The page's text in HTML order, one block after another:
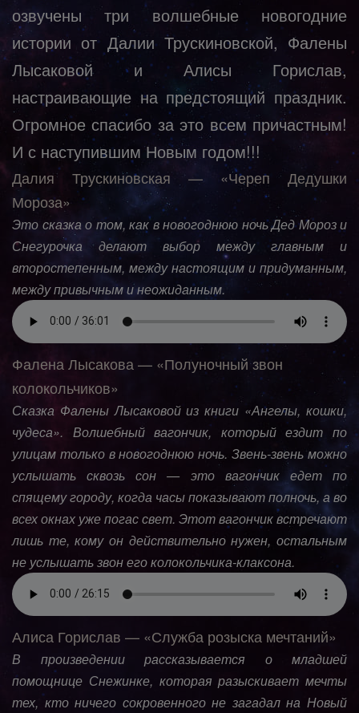
озвучены три волшебные новогодние
истории от Далии Трускиновской, Фалены
Лысаковой и Алисы Горислав,
настраивающие на предстоящий праздник.
Огромное спасибо за это всем причастным!
И с наступившим Новым годом!!!
Далия Трускиновская — «Череп Дедушки
Мороза»
Это сказка о том, как в новогоднюю ночь Дед Мороз и
Снегурочка делают выбор между главным и
второстепенным, между настоящим и придуманным,
между привычным и неожиданным.
Фалена Лысакова — «Полуночный звон
колокольчиков»
Сказка Фалены Лысаковой из книги «Ангелы, кошки,
чудеса». Волшебный вагончик, который ездит по
улицам только в новогоднюю ночь. Звень-звень можно
услышать сквозь сон — это вагончик едет по
спящему городу, когда часы показывают полночь, а во
всех окнах уже погас свет. Этот вагончик встречают
лишь те, кому он действительно нужен, остальным
не услышать звон его колокольчика-клаксона.
Алиса Горислав — «Служба розыска мечтаний»
В произведении рассказывается о младшей
помощнице Снежинке, которая разыскивает мечты
тех, кто ничего сокровенного не загадал на Новый